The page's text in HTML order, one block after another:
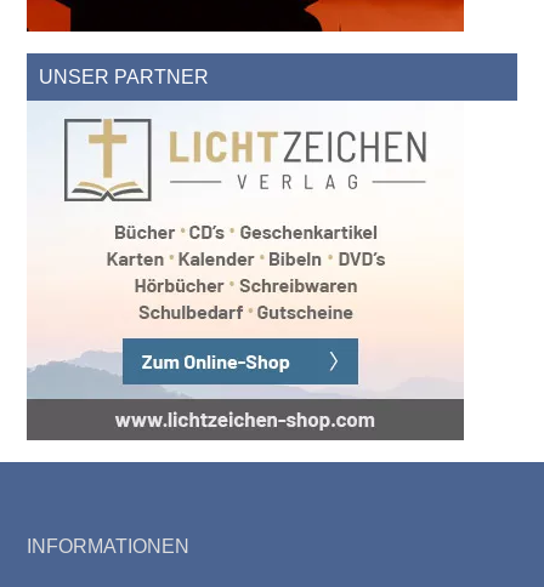
UNSER PARTNER
Footer
INFORMATIONEN